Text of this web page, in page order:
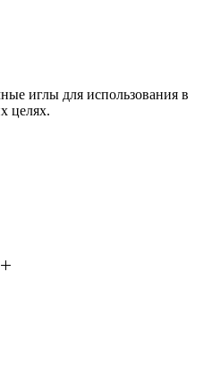
иглы для использования в
целях.